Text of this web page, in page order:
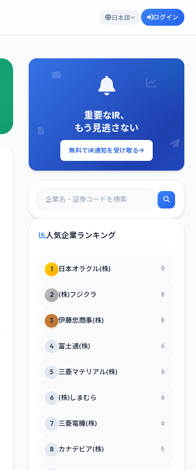
日本語 ログイン
重要なIR、
もう見逃さない
無料でIR通知を受け取る
人気企業ランキング
1 日本オラクル(株) 9
2 (株)フジクラ 8
3 伊藤忠商事(株) 8
4 富士通(株) 6
5 三菱マテリアル(株) 6
6 (株)しまむら 6
7 三菱電機(株) 6
8 カナデビア(株) 5